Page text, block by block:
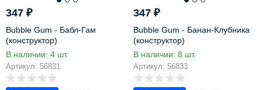
347 ₽
Bubble Gum - Бабл-Гам
(конструктор)
В наличии: 4 шт.
Артикул: 56831
347₽
Bubble Gum - Банан-Клубника
(конструктор)
В наличии: 8 шт.
Артикул: 56833